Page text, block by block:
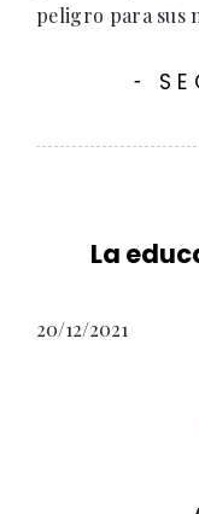
peligro para sus
-
La
20/12/2021